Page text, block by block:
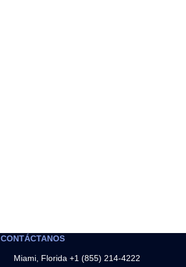
CONTÁCTANOS
Miami, Florida +1 (855) 214-4222